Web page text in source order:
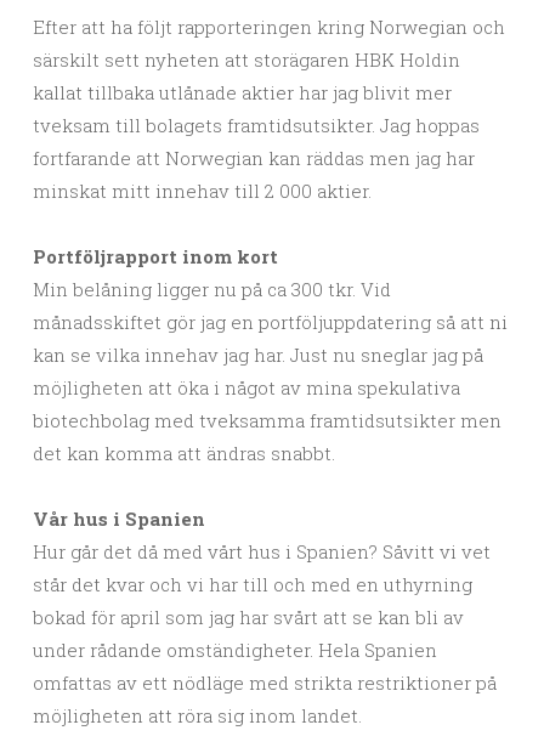
Efter att ha följt rapporteringen kring Norwegian och
särskilt sett nyheten att storägaren HBK Holdin
kallat tillbaka utlånade aktier har jag blivit mer
tveksam till bolagets framtidsutsikter. Jag hoppas
fortfarande att Norwegian kan räddas men jag har
minskat mitt innehav till 2 000 aktier.
Portföljrapport inom kort
Min belåning ligger nu på ca 300 tkr. Vid
månadsskiftet gör jag en portföljuppdatering så att ni
kan se vilka innehav jag har. Just nu sneglar jag på
möjligheten att öka i något av mina spekulativa
biotechbolag med tveksamma framtidsutsikter men
det kan komma att ändras snabbt.
Vår hus i Spanien
Hur går det då med vårt hus i Spanien? Såvitt vi vet
står det kvar och vi har till och med en uthyrning
bokad för april som jag har svårt att se kan bli av
under rådande omständigheter. Hela Spanien
omfattas av ett nödläge med strikta restriktioner på
möjligheten att röra sig inom landet.